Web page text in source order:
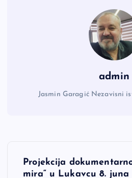
admin
Jasmin Garagić Nezavisni
NProjekcija
mira“ u Lukavcu 8. juna